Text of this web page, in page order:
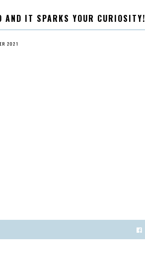
AND IT SPARKS YOUR CURIOSITY!
2021